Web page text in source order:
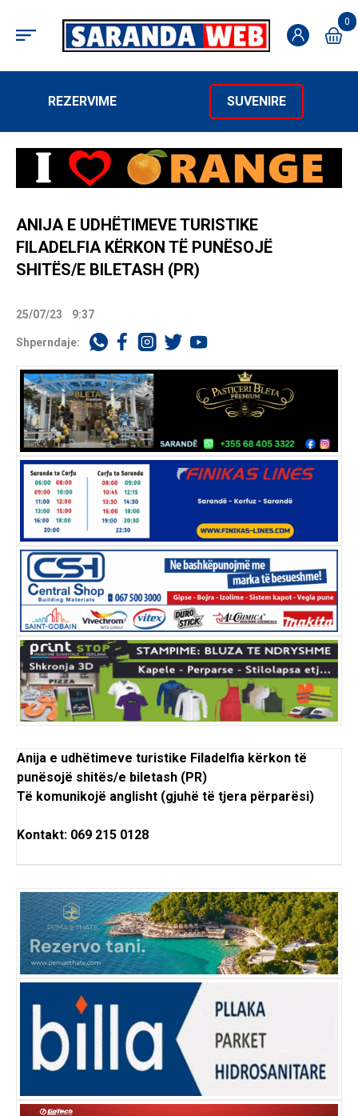
0
REZERVIME SUVENIRE
ANIJA E UDHËTIMEVE TURISTIKE
FILADELFIA KËRKON TË PUNËSOJË
SHITËS/E BILETASH (PR)
25/07/23 9:37
Shperndaje:
Anija e udhëtimeve turistike Filadelfia kërkon të
punësojë shitës/e biletash (PR)
Të komunikojë anglisht (gjuhë të tjera përparësi)
Kontakt: 069 215 0128